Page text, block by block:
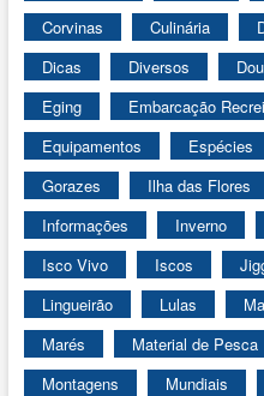
Corvinas
Culinária
Dicas
Diversos
Eging
Embarcação
Equipamentos
Espécies
Gorazes
Ilha das Flores
Informações
Inverno
Isco Vivo
Iscos
Lingueirão
Lulas
Marés
Material de Pesca
Montagens
Mundiais